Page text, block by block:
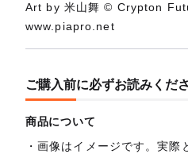
Art by 米山舞 © Crypton
www.piapro.net
ご購入前に必ずお読みくだ
商品について
画像はイメージです。実際